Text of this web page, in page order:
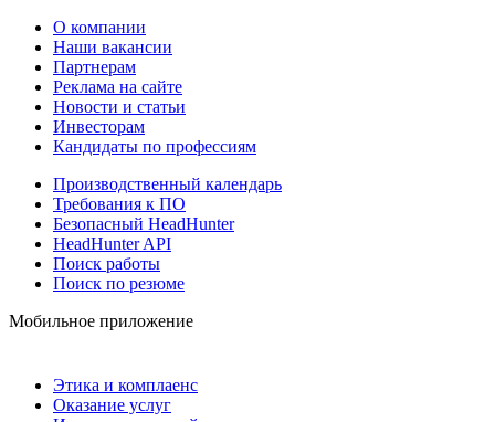
О компании
Наши вакансии
Партнерам
Реклама на сайте
Новости и статьи
Инвесторам
Кандидаты по профессиям
Производственный календарь
Требования к ПО
Безопасный HeadHunter
HeadHunter API
Поиск работы
Поиск по резюме
Мобильное приложение
Этика и комплаенс
Оказание услуг